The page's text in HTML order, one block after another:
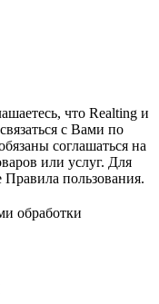
что Realting и
с Вами по
соглашаться на
или услуг. Для
пользования.
обработки